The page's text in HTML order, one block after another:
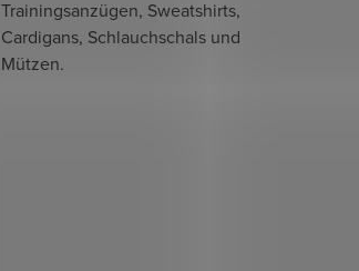
Trainingsanzügen, Sweatshirts,
Cardigans, Schlauchschals und
Mützen.